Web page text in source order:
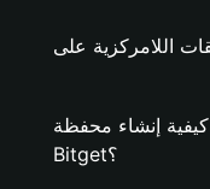
كيفية إنشاء محفظة MAVEN على محفظة
Bitget؟